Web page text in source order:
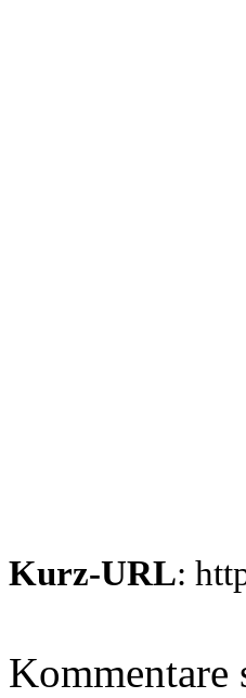
Kurz-URL:
Kommentare